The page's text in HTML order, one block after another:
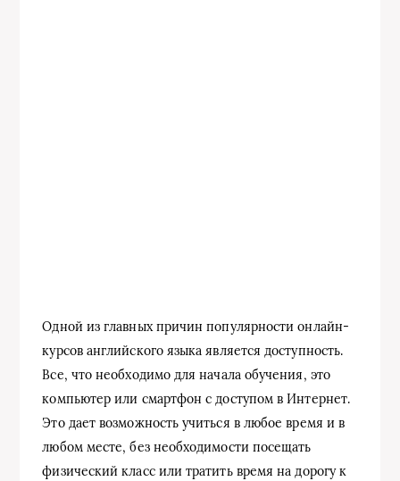
Одной из главных причин популярности онлайн-
курсов английского языка является доступность.
Все, что необходимо для начала обучения, это
компьютер или смартфон с доступом в Интернет.
Это дает возможность учиться в любое время и в
любом месте, без необходимости посещать
физический класс или тратить время на дорогу к